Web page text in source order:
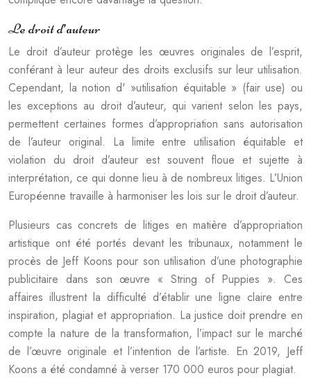
Le droit d’auteur
Le droit d’auteur protège les œuvres originales de l’esprit,
conférant à leur auteur des droits exclusifs sur leur utilisation.
Cependant, la notion d' »utilisation équitable » (fair use) ou
les exceptions au droit d’auteur, qui varient selon les pays,
permettent certaines formes d’appropriation sans autorisation
de l’auteur original. La limite entre utilisation équitable et
violation du droit d’auteur est souvent floue et sujette à
interprétation, ce qui donne lieu à de nombreux litiges. L’Union
Européenne travaille à harmoniser les lois sur le droit d’auteur.
Plusieurs cas concrets de litiges en matière d’appropriation
artistique ont été portés devant les tribunaux, notamment le
procès de Jeff Koons pour son utilisation d’une photographie
publicitaire dans son œuvre « String of Puppies ». Ces
affaires illustrent la difficulté d’établir une ligne claire entre
inspiration, plagiat et appropriation. La justice doit prendre en
compte la nature de la transformation, l’impact sur le marché
de l’œuvre originale et l’intention de l’artiste. En 2019, Jeff
Koons a été condamné à verser 170 000 euros pour plagiat.